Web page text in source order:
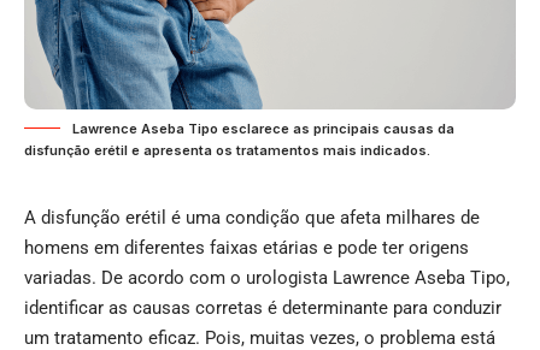
Lawrence Aseba Tipo esclarece as principais causas da
disfunção erétil e apresenta os tratamentos mais indicados.
A disfunção erétil é uma condição que afeta milhares de
homens em diferentes faixas etárias e pode ter origens
variadas. De acordo com o urologista Lawrence Aseba Tipo,
identificar as causas corretas é determinante para conduzir
um tratamento eficaz. Pois, muitas vezes, o problema está